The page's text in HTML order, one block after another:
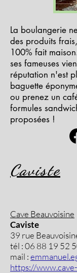
La boulangerie
des produits
100% fait
ses fameuses
réputation n'est
baguette
ou prenez un
formules
proposées !
Caviste
Cave Beauvoisine
Caviste
39 rue
tél :06 88 19 52
mail :
https://